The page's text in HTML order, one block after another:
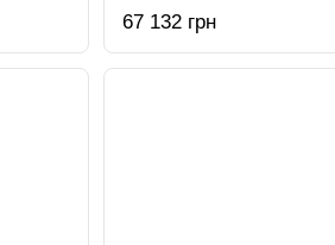
67 132 грн